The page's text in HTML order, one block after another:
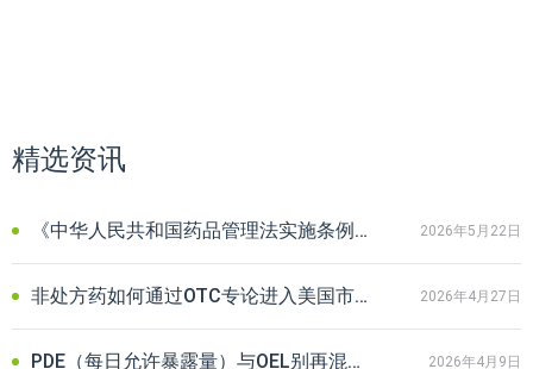
精选资讯
《中华人民共和国药品管理法实施条例》新规下化药试验数据保护要点 2026年5月22日
非处方药如何通过OTC专论进入美国市场？OTC专论列名流程及资料详解 2026年4月27日
PDE（每日允许暴露量）与OEL别再混淆！药品安全两道核心防线全解析 2026年4月9日